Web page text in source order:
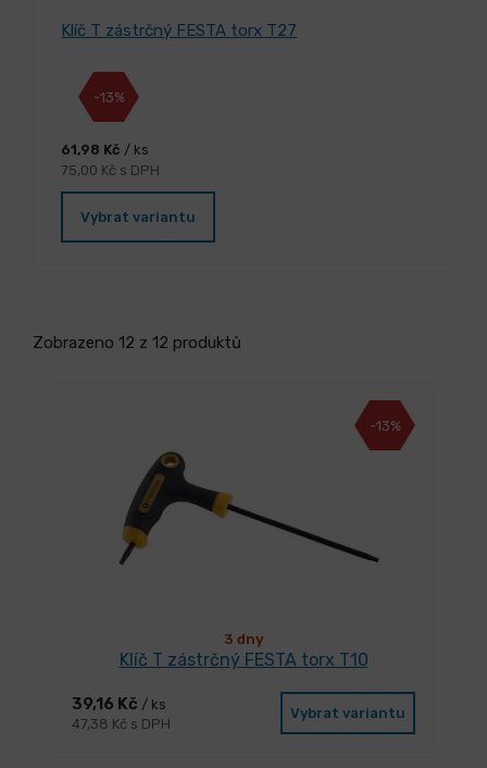
Klíč T zástrčný FESTA torx T27
-13%
61,98 Kč / ks
75,00 Kč s DPH
Vybrat variantu
Zobrazeno 12 z 12 produktů
-13%
3 dny
Klíč T zástrčný FESTA torx T10
39,16 Kč / ks
47,38 Kč s DPH
Vybrat variantu